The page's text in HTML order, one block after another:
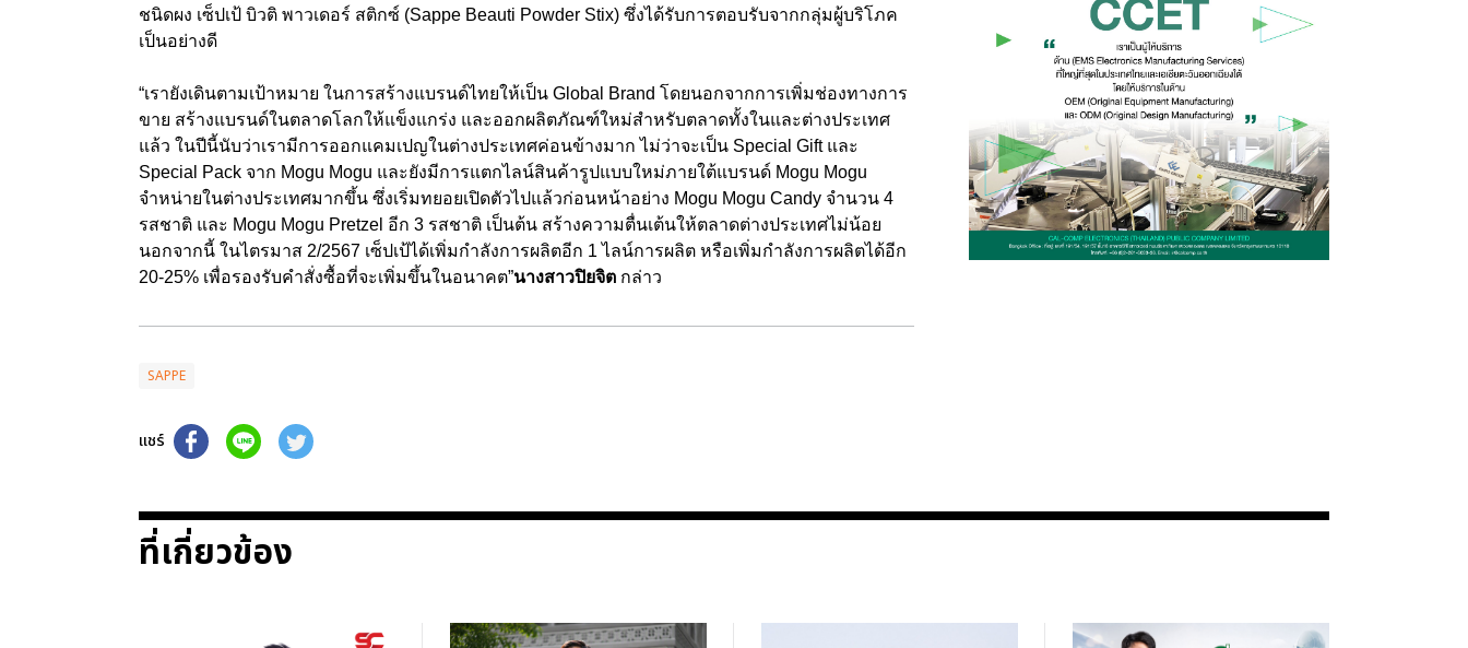
ชนิดผง เซ็ปเป้ บิวติ พาวเดอร์ สติกซ์ (Sappe Beauti Powder Stix) ซึ่งได้รับการตอบรับจากกลุ่มผู้บริโภค
เป็นอย่างดี
“เรายังเดินตามเป้าหมาย ในการสร้างแบรนด์ไทยให้เป็น Global Brand โดยนอกจากการเพิ่มช่องทางการ
ขาย สร้างแบรนด์ในตลาดโลกให้แข็งแกร่ง และออกผลิตภัณฑ์ใหม่สำหรับตลาดทั้งในและต่างประเทศ
แล้ว ในปีนี้นับว่าเรามีการออกแคมเปญในต่างประเทศค่อนข้างมาก ไม่ว่าจะเป็น Special Gift และ
Special Pack จาก Mogu Mogu และยังมีการแตกไลน์สินค้ารูปแบบใหม่ภายใต้แบรนด์ Mogu Mogu
จำหน่ายในต่างประเทศมากขึ้น ซึ่งเริ่มทยอยเปิดตัวไปแล้วก่อนหน้าอย่าง Mogu Mogu Candy จำนวน 4
รสชาติ และ Mogu Mogu Pretzel อีก 3 รสชาติ เป็นต้น สร้างความตื่นเต้นให้ตลาดต่างประเทศไม่น้อย
นอกจากนี้ ในไตรมาส 2/2567 เซ็ปเป้ได้เพิ่มกำลังการผลิตอีก 1ไลน์การผลิต หรือเพิ่มกำลังการผลิตได้อีก
20-25% เพื่อรองรับคำสั่งซื้อที่จะเพิ่มขึ้นในอนาคต”นางสาวปิยจิต กล่าว
SAPPE
แชร์
ที่เกี่ยวข้อง